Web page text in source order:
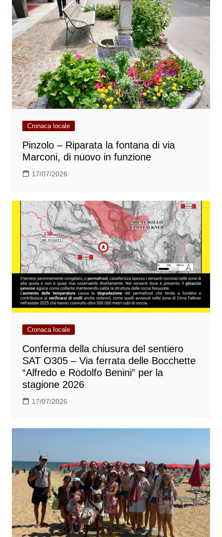
Cronaca locale
Pinzolo – Riparata la fontana di via
Marconi, di nuovo in funzione
17/07/2026
Cronaca locale
Conferma della chiusura del sentiero
SAT O305 – Via ferrata delle Bocchette
“Alfredo e Rodolfo Benini” per la
stagione 2026
17/07/2026